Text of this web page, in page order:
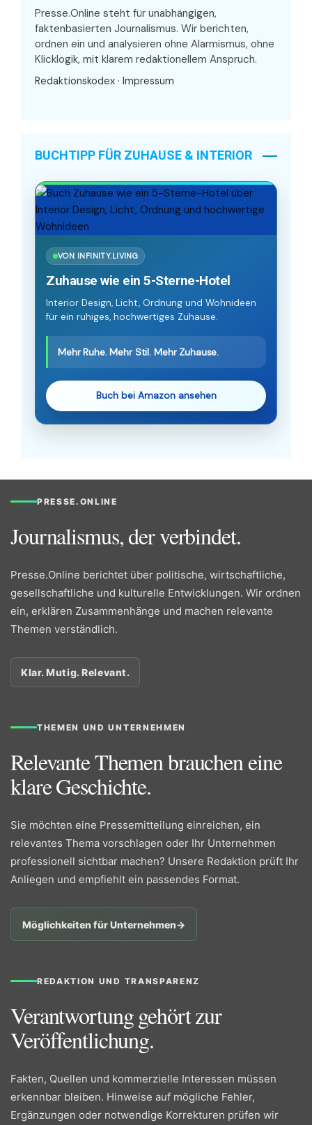
Presse.Online steht für unabhängigen,
faktenbasierten Journalismus. Wir berichten,
ordnen ein und analysieren ohne Alarmismus, ohne
Klicklogik, mit klarem redaktionellem Anspruch.
Redaktionskodex · Impressum
BUCHTIPP FÜR ZUHAUSE & INTERIOR
VON INFINITY.LIVING
Zuhause wie ein 5-Sterne-Hotel
Interior Design, Licht, Ordnung und Wohnideen
für ein ruhiges, hochwertiges Zuhause.
Mehr Ruhe. Mehr Stil. Mehr Zuhause.
Buch bei Amazon ansehen
PRESSE.ONLINE
Journalismus, der verbindet.
Presse.Online berichtet über politische, wirtschaftliche,
gesellschaftliche und kulturelle Entwicklungen. Wir ordnen
ein, erklären Zusammenhänge und machen relevante
Themen verständlich.
Klar. Mutig. Relevant.
THEMEN UND UNTERNEHMEN
Relevante Themen brauchen eine
klare Geschichte.
Sie möchten eine Pressemitteilung einreichen, ein
relevantes Thema vorschlagen oder Ihr Unternehmen
professionell sichtbar machen? Unsere Redaktion prüft Ihr
Anliegen und empfiehlt ein passendes Format.
Möglichkeiten für Unternehmen→
REDAKTION UND TRANSPARENZ
Verantwortung gehört zur
Veröffentlichung.
Fakten, Quellen und kommerzielle Interessen müssen
erkennbar bleiben. Hinweise auf mögliche Fehler,
Ergänzungen oder notwendige Korrekturen prüfen wir